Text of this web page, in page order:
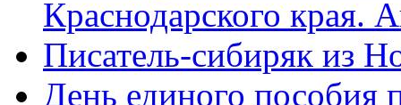
Краснодарского края.
Писатель-сибиряк из
День единого пособия